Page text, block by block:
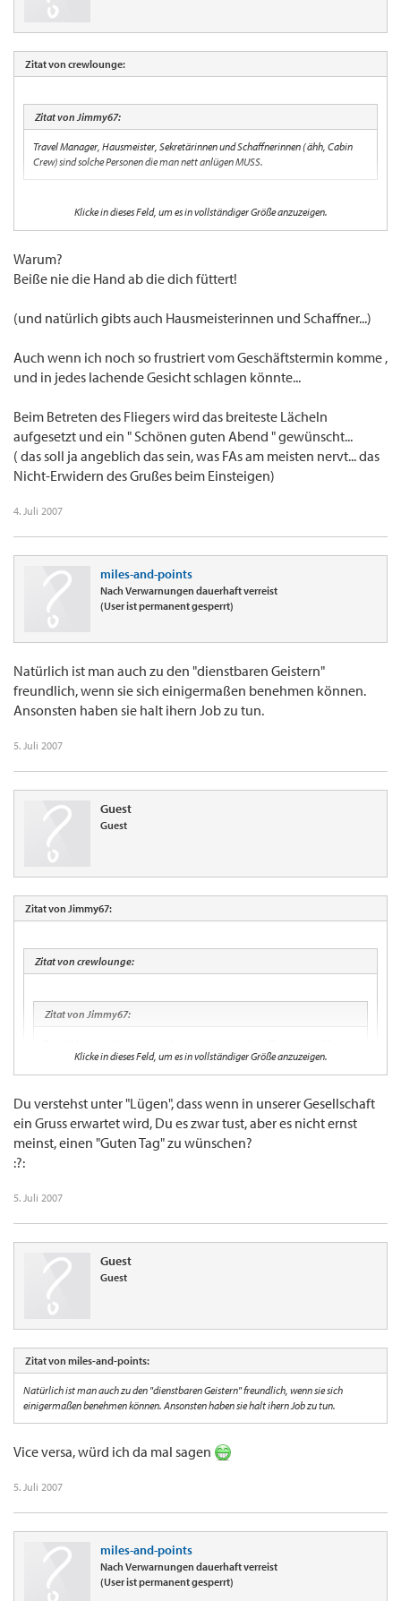
Zitat von crewlounge:
Zitat von Jimmy67:
Travel Manager, Hausmeister, Sekretärinnen und Schaffnerinnen ( ähh, Cabin
Crew) sind solche Personen die man nett anlügen MUSS.
Warum denn das? :shock:Klicke in dieses Feld, um es in vollständiger Größe anzuzeigen.
Warum?
Beiße nie die Hand ab die dich füttert!
(und natürlich gibts auch Hausmeisterinnen und Schaffner...)
Auch wenn ich noch so frustriert vom Geschäftstermin komme ,
und in jedes lachende Gesicht schlagen könnte...
Beim Betreten des Fliegers wird das breiteste Lächeln
aufgesetzt und ein " Schönen guten Abend " gewünscht...
( das soll ja angeblich das sein, was FAs am meisten nervt... das
Nicht-Erwidern des Grußes beim Einsteigen)
4. Juli 2007
miles-and-points
Nach Verwarnungen dauerhaft verreist
(User ist permanent gesperrt)
Natürlich ist man auch zu den "dienstbaren Geistern"
freundlich, wenn sie sich einigermaßen benehmen können.
Ansonsten haben sie halt ihern Job zu tun.
5. Juli 2007
Guest
Guest
Zitat von Jimmy67:
Zitat von crewlounge:
Zitat von Jimmy67:
Cabin Crew) sind solche Personen die man nett anlügen MUSS.
Warum denn das? :shock:
BTW soll es gerüchtehalber auch männliche "Schaffnerinnen" geben.
Klicke in dieses Feld, um es in vollständiger Größe anzuzeigen.
Warum?
Beiße nie die Hand ab die dich füttert!
(und natürlich gibts auch Hausmeisterinnen und Schaffner...)
Gesicht schlagen könnte...
Beim Betreten des Fliegers wird das breiteste Lächeln aufgesetzt und ein " Schönen
guten Abend " gewünscht...
( das soll ja angeblich das sein, was FAs am meisten nervt... das Nicht-Erwidern des
Klicke in dieses Feld, um es in vollständiger Größe anzuzeigen.
Du verstehst unter "Lügen", dass wenn in unserer Gesellschaft
ein Gruss erwartet wird, Du es zwar tust, aber es nicht ernst
meinst, einen "Guten Tag" zu wünschen?
:?:
5. Juli 2007
Guest
Guest
Zitat von miles-and-points:
Natürlich ist man auch zu den "dienstbaren Geistern" freundlich, wenn sie sich
einigermaßen benehmen können. Ansonsten haben sie halt ihern Job zu tun.
Vice versa, würd ich da mal sagen
5. Juli 2007
miles-and-points
Nach Verwarnungen dauerhaft verreist
(User ist permanent gesperrt)